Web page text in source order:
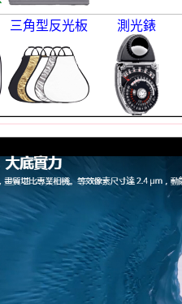
三角型反光板 測光錶